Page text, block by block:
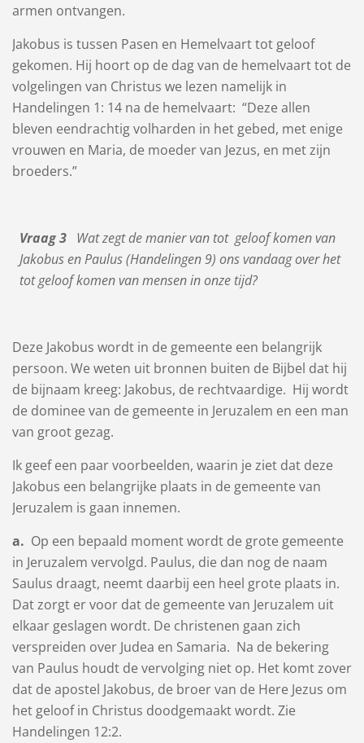
armen ontvangen.
Jakobus is tussen Pasen en Hemelvaart tot geloof
gekomen. Hij hoort op de dag van de hemelvaart tot de
volgelingen van Christus we lezen namelijk in
Handelingen 1: 14 na de hemelvaart: “Deze allen
bleven eendrachtig volharden in het gebed, met enige
vrouwen en Maria, de moeder van Jezus, en met zijn
broeders.”
Vraag 3 Wat zegt de manier van tot geloof komen van
Jakobus en Paulus (Handelingen 9) ons vandaag over het
tot geloof komen van mensen in onze tijd?
Deze Jakobus wordt in de gemeente een belangrijk
persoon. We weten uit bronnen buiten de Bijbel dat hij
de bijnaam kreeg: Jakobus, de rechtvaardige. Hij wordt
de dominee van de gemeente in Jeruzalem en een man
van groot gezag.
Ik geef een paar voorbeelden, waarin je ziet dat deze
Jakobus een belangrijke plaats in de gemeente van
Jeruzalem is gaan innemen.
a. Op een bepaald moment wordt de grote gemeente
in Jeruzalem vervolgd. Paulus, die dan nog de naam
Saulus draagt, neemt daarbij een heel grote plaats in.
Dat zorgt er voor dat de gemeente van Jeruzalem uit
elkaar geslagen wordt. De christenen gaan zich
verspreiden over Judea en Samaria. Na de bekering
van Paulus houdt de vervolging niet op. Het komt zover
dat de apostel Jakobus, de broer van de Here Jezus om
het geloof in Christus doodgemaakt wordt. Zie
Handelingen 12:2.